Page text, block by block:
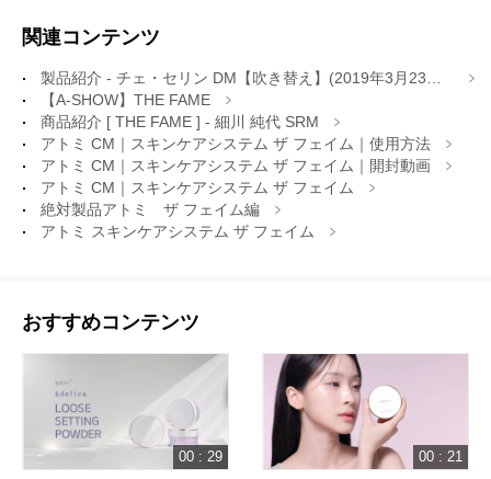
関連コンテンツ
【A-SHOW】THE FAME
商品紹介 [ THE FAME ] - 細川 純代 SRM
アトミ CM｜スキンケアシステム ザ フェイム｜使用方法
アトミ CM｜スキンケアシステム ザ フェイム｜開封動画
アトミ CM｜スキンケアシステム ザ フェイム
絶対製品アトミ ザ フェイム編
アトミ スキンケアシステム ザ フェイム
おすすめコンテンツ
00 : 29 00 : 21